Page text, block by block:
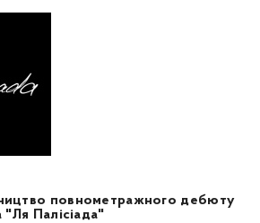
повнометражного дебюту
"Ля Палісіада"